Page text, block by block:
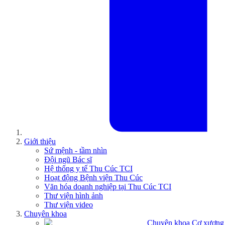
Giới thiệu
Sứ mệnh - tầm nhìn
Đội ngũ Bác sĩ
Hệ thống y tế Thu Cúc TCI
Hoạt động Bệnh viện Thu Cúc
Văn hóa doanh nghiệp tại Thu Cúc TCI
Thư viện hình ảnh
Thư viện video
Chuyên khoa
Chuyên khoa Cơ